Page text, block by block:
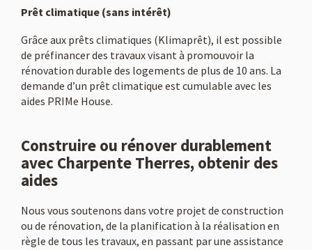
Prêt climatique (sans intérêt)
Grâce aux prêts climatiques (Klimaprêt), il est possible
de préfinancer des travaux visant à promouvoir la
rénovation durable des logements de plus de 10 ans. La
demande d’un prêt climatique est cumulable avec les
aides PRIMe House.
Construire ou rénover durablement
avec Charpente Therres, obtenir des
aides
Nous vous soutenons dans votre projet de construction
ou de rénovation, de la planification à la réalisation en
règle de tous les travaux, en passant par une assistance